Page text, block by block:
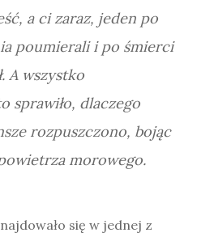
a ci zaraz, jeden po
poumierali i po śmierci
A wszystko
sprawiło, dlaczego
rozpuszczono, bojąc
morowego.
się w jednej z